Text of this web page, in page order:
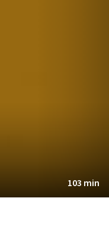
103 min